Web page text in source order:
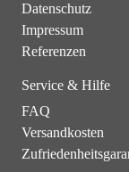
Datenschutz
Impressum
Referenzen
Service & Hilfe
FAQ
Versandkosten